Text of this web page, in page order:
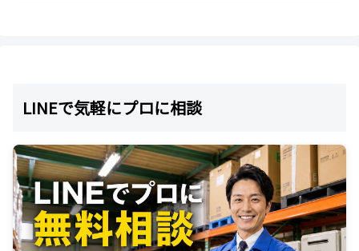
LINEで気軽にプロに相談